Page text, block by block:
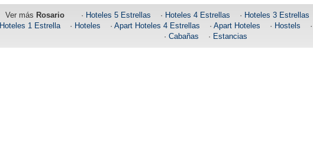
Ver más Rosario · Hoteles 5 Estrellas · Hoteles 4 Estrellas · Hoteles 3 Estrellas
Hoteles 1 Estrella· Hoteles ·Apart Hoteles 4 Estrellas ·Apart Hoteles · Hostels ·
· Cabañas · Estancias